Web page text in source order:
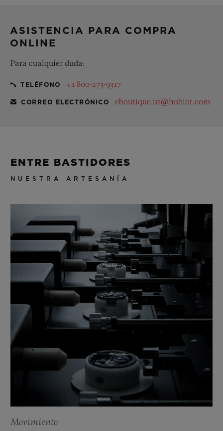
ASISTENCIA PARA COMPRA
ONLINE
Para cualquier duda:
TELÉFONO +1 800-273-9317
CORREO ELECTRÓNICO eboutique.us@hublot.com
ENTRE BASTIDORES
NUESTRA ARTESANÍA
Movimiento